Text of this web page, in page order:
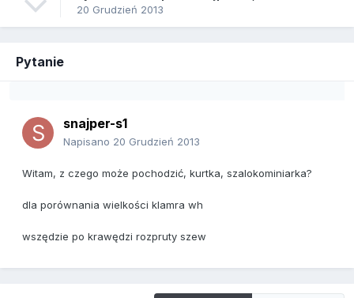
20 Grudzień 2013
Pytanie
snajper-s1
Napisano 20 Grudzień 2013
Witam, z czego może pochodzić, kurtka, szalokominiarka?
dla porównania wielkości klamra wh
wszędzie po krawędzi rozpruty szew